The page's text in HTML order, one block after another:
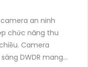
an ninh
chức năng thu
Camera
DWDR mang